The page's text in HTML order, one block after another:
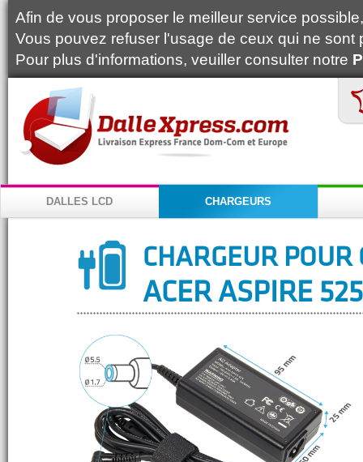
Afin de vous proposer le meilleur service
Vous pouvez refuser l'usage de ceux qui ne
Pour plus d'informations, veuiller consulter notre
DALLES LCD CHARGEURS
CHARGEUR
ACER ASPIRE